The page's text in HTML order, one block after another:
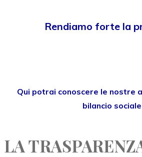
Rendiamo forte la
Qui potrai conoscere le nostre
bilancio sociale
LA